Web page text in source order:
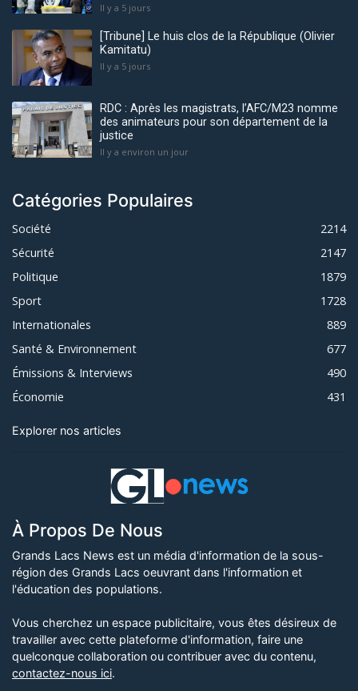
Il y a 5 jours
[Tribune] Le huis clos de la République (Olivier
Kamitatu)
Il y a 5 jours
RDC : Après les magistrats, l’AFC/M23 nomme
des animateurs pour son département de la
justice
Il y a environ un jour
Catégories Populaires
Société
2214
Sécurité
2147
Politique
1879
Sport
1728
Internationales
889
Santé & Environnement
677
Émissions & Interviews
490
Économie
431
Explorer nos articles
À Propos De Nous
Grands Lacs News est un média d'information de la sous-
région des Grands Lacs oeuvrant dans l'information et
l'éducation des populations.
Vous cherchez un espace publicitaire, vous êtes désireux de
travailler avec cette plateforme d'information, faire une
quelconque collaboration ou contribuer avec du contenu,
contactez-nous ici.